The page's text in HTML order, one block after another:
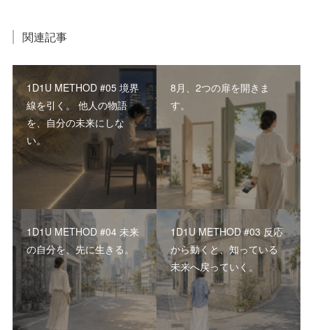
関連記事
1D1U METHOD #05 境界
線を引く。 他人の物語
を、自分の未来にしな
い。
8月、2つの扉を開きま
す。
1D1U METHOD #04 未来
の自分を、先に生きる。
1D1U METHOD #03 反応
から動くと、知っている
未来へ戻っていく。